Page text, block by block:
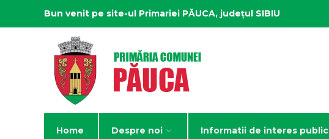
Bun venit pe site-ul Primariei PĂUCA, județul SIBIU
Home Despre noi Informatii de interes public